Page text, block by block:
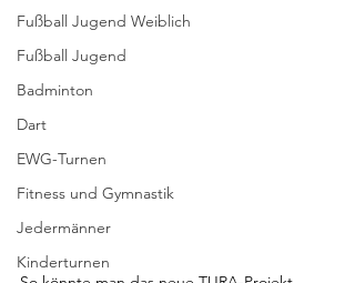
Fußball Jugend Weiblich
Fußball Jugend
Badminton
Dart
EWG-Turnen
Fitness und Gymnastik
Jedermänner
Kinderturnen